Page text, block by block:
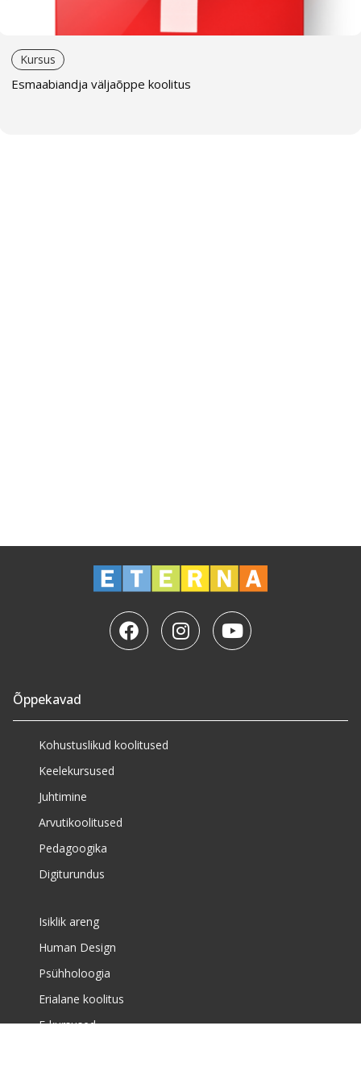
Registreeru esmaabi koolitusele juba täna ja
omanda teadmised, mis võivad päästa elu!
Kursus
Esmaabiandja väljaõppe koolitus
Õppekavad
Kohustuslikud koolitused
Keelekursused
Juhtimine
Arvutikoolitused
Pedagoogika
Digiturundus
Isiklik areng
Human Design
Psühholoogia
Erialane koolitus
E-kursused